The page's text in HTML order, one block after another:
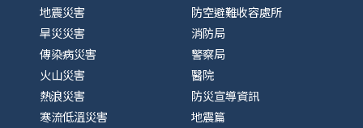
地震災害
旱災災害
傳染病災害
火山災害
熱浪災害
寒流低溫災害
防空避難收容處所
消防局
警察局
醫院
防災宣導資訊
地震篇